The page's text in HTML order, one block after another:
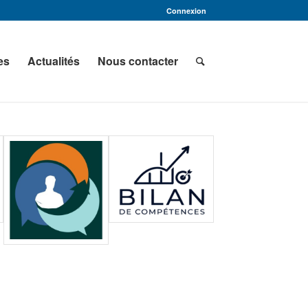
Connexion
Actualités Nous contacter